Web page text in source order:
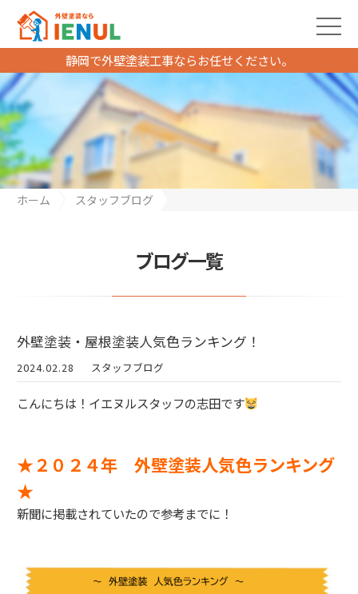
静岡で外壁塗装工事ならお任せください。
ホーム
スタッフブログ
ブログ一覧
外壁塗装・屋根塗装人気色ランキング！
2024.02.28 スタッフブログ
こんにちは！イエヌルスタッフの志田です
★２０２４年 外壁塗装人気色ランキング
★
新聞に掲載されていたので参考までに！